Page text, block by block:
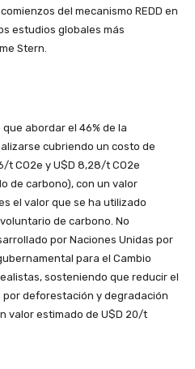
del mecanismo REDD en
estudios globales más
Stern.
abordar el 46% de la
cubriendo un costo de
t CO2e y U$D 8,28/t CO2e
de carbono), con un valor
el valor que se ha utilizado
de carbono. No
por Naciones Unidas por
para el Cambio
sosteniendo que reducir el
por deforestación y degradación
valor estimado de U$D 20/t